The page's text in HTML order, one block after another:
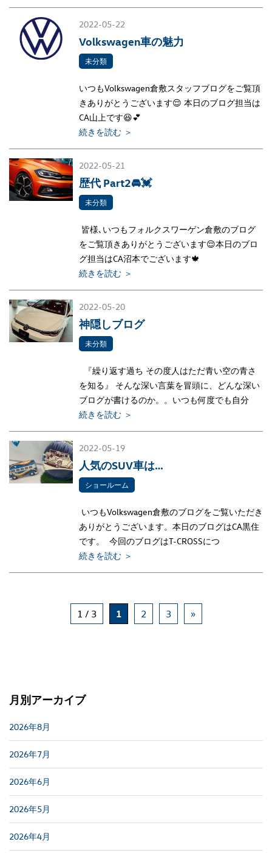
2022-05-22
Volkswagen車の魅力
未分類
いつもVolkswagen倉敷スタッフブログをご覧頂
きありがとうございます😌 本日のブログ担当は
CA山上です😆💕
続きを読む ＞
2022-05-21
歴代 Part2🚘💓
未分類
皆様､いつもフォルクスワーゲン倉敷のブログ
をご覧頂きありがとうございます😌本日のブロ
グ担当はCA沼本でございます🍁
続きを読む ＞
2022-05-20
神隠しブログ
未分類
『繰り返す過ち その度人はただ青い空の青さ
を知る』 そんな深い言葉を冒頭に、どんな深い
ブログが書けるのか。。いつも何度でも自分
続きを読む ＞
2022-05-19
人気のSUV車は…
ショールーム
いつもVolkswagen倉敷のブログをご覧いただき
ありがとうございます。本日のブログはCA黒住
です。 今回のブログはT-CROSSにつ
続きを読む ＞
1 / 3 1 2 3 »
月別アーカイブ
2026年8月
2026年7月
2026年6月
2026年5月
2026年4月